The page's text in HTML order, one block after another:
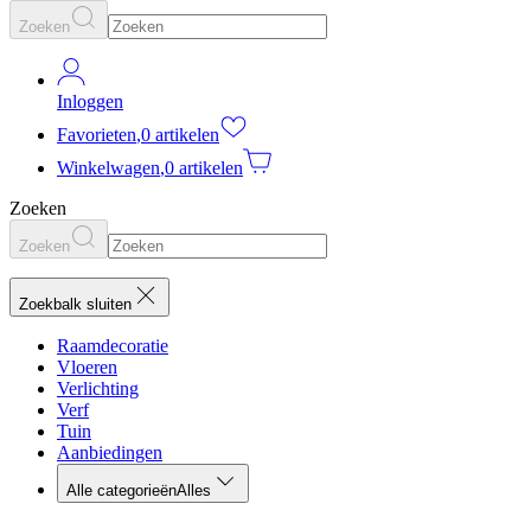
Zoeken
Inloggen
Favorieten,0 artikelen
Winkelwagen,0 artikelen
Zoeken
Zoeken
Zoekbalk sluiten
Raamdecoratie
Vloeren
Verlichting
Verf
Tuin
Aanbiedingen
Alle categorieënAlles